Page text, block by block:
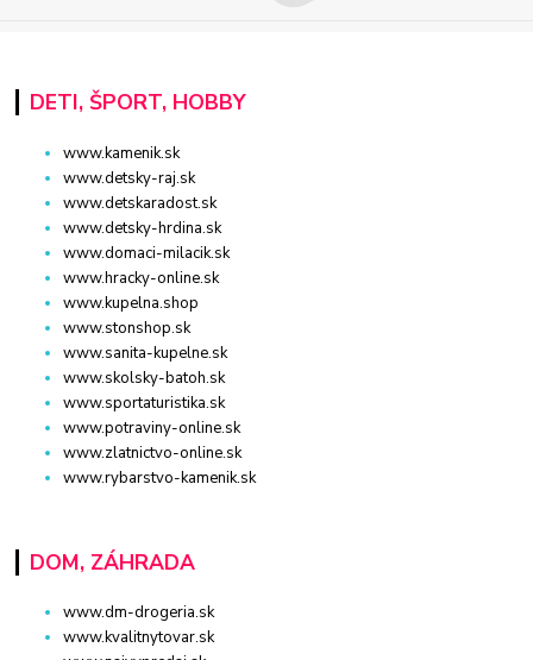
DETI, ŠPORT, HOBBY
www.kamenik.sk
www.detsky-raj.sk
www.detskaradost.sk
www.detsky-hrdina.sk
www.domaci-milacik.sk
www.hracky-online.sk
www.kupelna.shop
www.stonshop.sk
www.sanita-kupelne.sk
www.skolsky-batoh.sk
www.sportaturistika.sk
www.potraviny-online.sk
www.zlatnictvo-online.sk
www.rybarstvo-kamenik.sk
DOM, ZÁHRADA
www.dm-drogeria.sk
www.kvalitnytovar.sk